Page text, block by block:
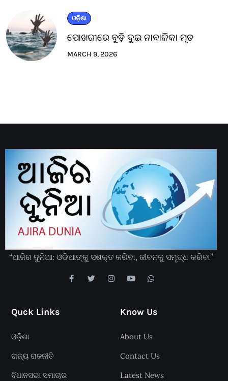
ଓଡ଼ିଶା
ପୋଖରୀରେ ବୁଡ଼ି ଦୁଇ ନାବାଳିକା ମୃତ
MARCH 9, 2026
“ଆଜିର ଦୁନିଆ: ଓଡିଆଙ୍କୁ ସଶକ୍ତ କରିବା, ଜୀବନକୁ ସମୃଦ୍ଧ କରିବା”
Quck Links
ଓଡ଼ିଶା
ରାଜ୍ୟ ରାଜନୀତି
ବିଧାନସଭା ସମାଚାର
Know Us
About Us
Contact Us
Latest News